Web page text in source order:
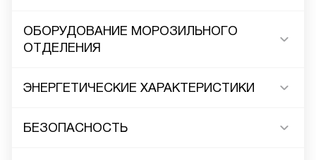
ОБОРУДОВАНИЕ МОРОЗИЛЬНОГО
ОТДЕЛЕНИЯ
ЭНЕРГЕТИЧЕСКИЕ ХАРАКТЕРИСТИКИ
БЕЗОПАСНОСТЬ